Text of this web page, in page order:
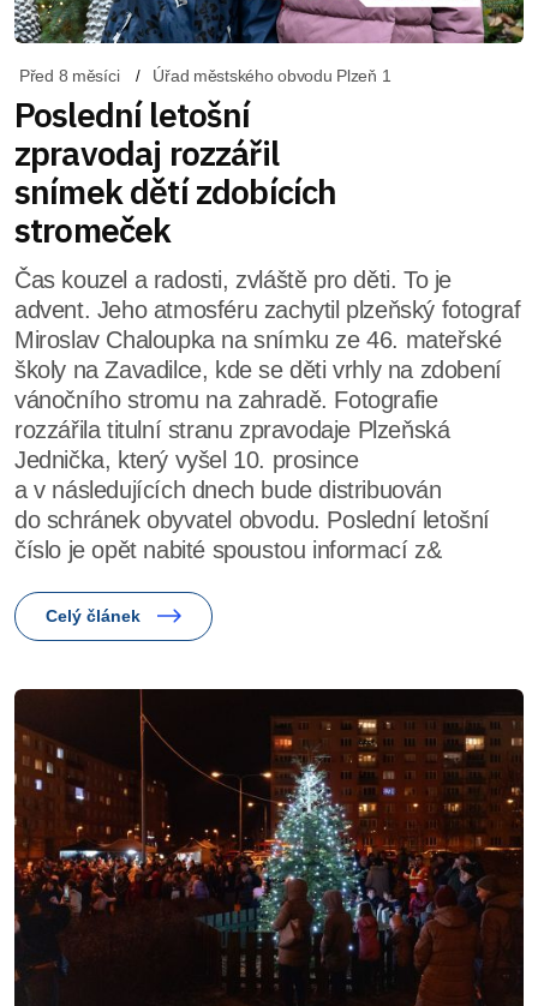
Před 8 měsíci Úřad městského obvodu Plzeň 1
Poslední letošní
zpravodaj rozzářil
snímek dětí zdobících
stromeček
Čas kouzel a radosti, zvláště pro děti. To je
advent. Jeho atmosféru zachytil plzeňský fotograf
Miroslav Chaloupka na snímku ze 46. mateřské
školy na Zavadilce, kde se děti vrhly na zdobení
vánočního stromu na zahradě. Fotografie
rozzářila titulní stranu zpravodaje Plzeňská
Jednička, který vyšel 10. prosince
a v následujících dnech bude distribuován
do schránek obyvatel obvodu. Poslední letošní
číslo je opět nabité spoustou informací z&
Celý článek